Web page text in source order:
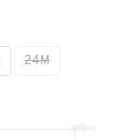
24M